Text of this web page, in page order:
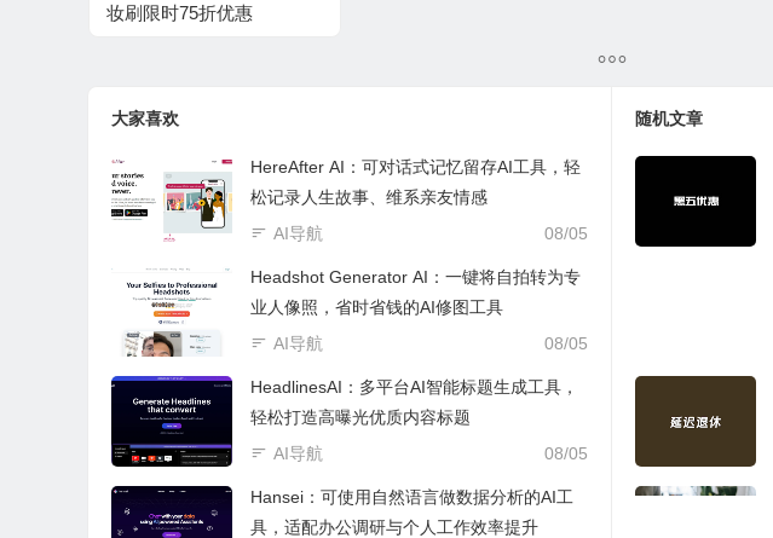
妆刷限时75折优惠
大家喜欢
HereAfter AI：可对话式记忆留存AI工具，轻
松记录人生故事、维系亲友情感
08/05
AI导航
Headshot Generator AI：一键将自拍转为专
业人像照，省时省钱的AI修图工具
08/05
AI导航
HeadlinesAI：多平台AI智能标题生成工具，
轻松打造高曝光优质内容标题
08/05
AI导航
Hansei：可使用自然语言做数据分析的AI工
具，适配办公调研与个人工作效率提升
随机文章